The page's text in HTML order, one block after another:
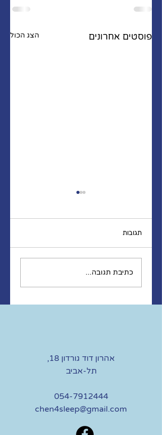
פוסטים אחרונים הצג הכול
מודעות הורית: איזה
הורים אנחנו רוצים להיות
ואיך להגיע לשם
תגובות
כתיבת תגובה...
אהרון דוד גורדון 18,
תל-אביב
054-7912444
chen4sleep@gmail.com